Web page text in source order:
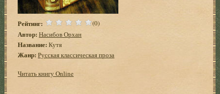
Рейтинг: (0)
Автор: Насибов Орхан
Название: Кутя
Жанр: Русская классическая проза
Читать книгу Online